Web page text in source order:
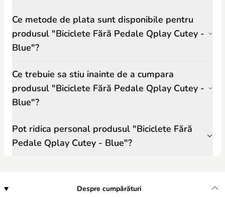
Ce metode de plata sunt disponibile pentru
produsul "Biciclete Fără Pedale Qplay Cutey -
Blue"?
Ce trebuie sa stiu inainte de a cumpara
produsul "Biciclete Fără Pedale Qplay Cutey -
Blue"?
Pot ridica personal produsul "Biciclete Fără
Pedale Qplay Cutey - Blue"?
Despre cumpărături